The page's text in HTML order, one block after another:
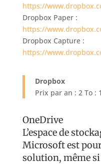
https://
Dropbox Paper :
https://
Dropbox Capture :
https://
Dropbox
Prix par an : 2 To :
OneDrive
L’espace de
Microsoft est
solution, même si